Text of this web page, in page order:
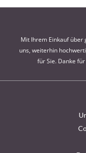
Mit Ihrem Einkauf über
uns, weiterhin
für Sie. Danke